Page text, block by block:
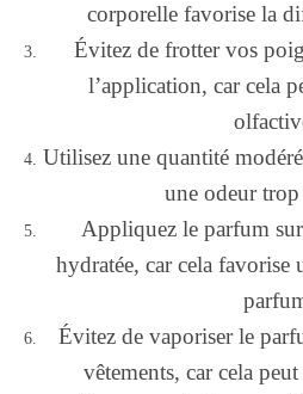
corporelle favorise la
Évitez de frotter vos
l’application, car cela
Utilisez une quantité
une odeur trop
Appliquez le parfum
hydratée, car cela favorise
Évitez de vaporiser le
vêtements, car cela